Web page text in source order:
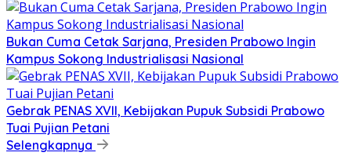
Bukan Cuma Cetak Sarjana, Presiden Prabowo Ingin
Kampus Sokong Industrialisasi Nasional
Gebrak PENAS XVII, Kebijakan Pupuk Subsidi Prabowo
Tuai Pujian Petani
Selengkapnya